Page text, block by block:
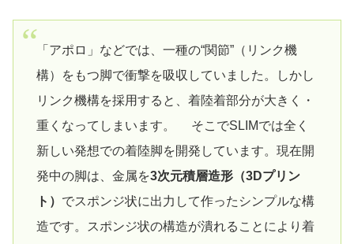
「アポロ」などでは、一種の“関節”（リンク機
構）をもつ脚で衝撃を吸収していました。しかし
リンク機構を採用すると、着陸着部分が大きく・
重くなってしまいます。 そこでSLIMでは全く
新しい発想での着陸脚を開発しています。現在開
発中の脚は、金属を3次元積層造形（3Dプリン
ト） でスポンジ状に出力して作ったシンプルな構
造です。スポンジ状の構造が潰れることにより着